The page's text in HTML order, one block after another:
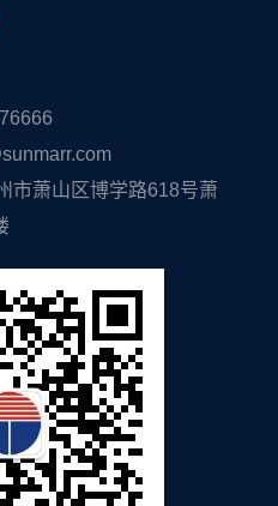
市萧山区博学路618号萧